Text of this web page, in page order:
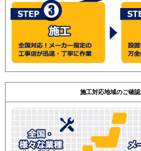
施工対応地域のご確認